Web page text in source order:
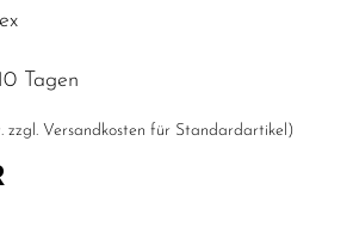
Tagen
zzgl. Versandkosten für Standardartikel )